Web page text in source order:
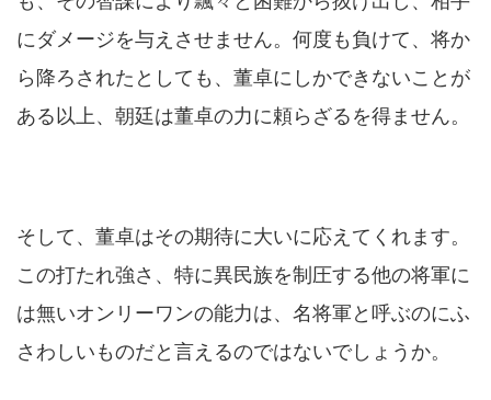
にダメージを与えさせません。何度も負けて、将か
ら降ろされたとしても、董卓にしかできないことが
ある以上、朝廷は董卓の力に頼らざるを得ません。
そして、董卓はその期待に大いに応えてくれます。
この打たれ強さ、特に異民族を制圧する他の将軍に
は無いオンリーワンの能力は、名将軍と呼ぶのにふ
さわしいものだと言えるのではないでしょうか。